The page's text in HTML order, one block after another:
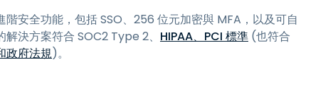
階安全功能，包括 SSO、256 位元加密與 MFA，以及可自
決方案符合 SOC2 Type 2、 HIPAA、PCI 標準 (也符合
政府法規)。